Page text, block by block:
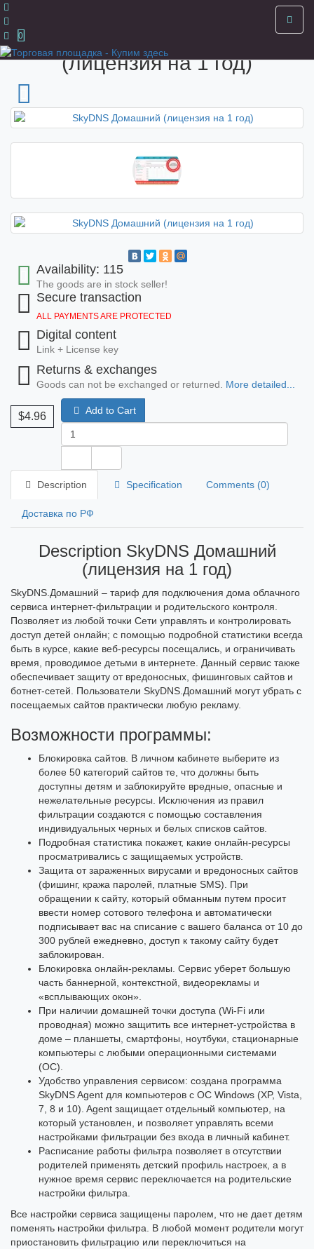
0
(лицензия на 1 год)
Availability: 115
The goods are in stock seller!
Secure transaction
ALL PAYMENTS ARE PROTECTED
Digital content
Link + License key
Returns & exchanges
Goods can not be exchanged or returned. More detailed...
$4.96 Add to Cart
Description Specification Comments (0)
Доставка по РФ
Description SkyDNS Домашний
(лицензия на 1 год)
SkyDNS.Домашний – тариф для подключения дома облачного
сервиса интернет-фильтрации и родительского контроля.
Позволяет из любой точки Сети управлять и контролировать
доступ детей онлайн; с помощью подробной статистики всегда
быть в курсе, какие веб-ресурсы посещались, и ограничивать
время, проводимое детьми в интернете. Данный сервис также
обеспечивает защиту от вредоносных, фишинговых сайтов и
ботнет-сетей. Пользователи SkyDNS.Домашний могут убрать с
посещаемых сайтов практически любую рекламу.
Возможности программы:
Блокировка сайтов. В личном кабинете выберите из
более 50 категорий сайтов те, что должны быть
доступны детям и заблокируйте вредные, опасные и
нежелательные ресурсы. Исключения из правил
фильтрации создаются с помощью составления
индивидуальных черных и белых списков сайтов.
Подробная статистика покажет, какие онлайн-ресурсы
просматривались с защищаемых устройств.
Защита от зараженных вирусами и вредоносных сайтов
(фишинг, кража паролей, платные SMS). При
обращении к сайту, который обманным путем просит
ввести номер сотового телефона и автоматически
подписывает вас на списание с вашего баланса от 10 до
300 рублей ежедневно, доступ к такому сайту будет
заблокирован.
Блокировка онлайн-рекламы. Сервис уберет большую
часть баннерной, контекстной, видеорекламы и
«всплывающих окон».
При наличии домашней точки доступа (Wi-Fi или
проводная) можно защитить все интернет-устройства в
доме – планшеты, смартфоны, ноутбуки, стационарные
компьютеры с любыми операционными системами
(ОС).
Удобство управления сервисом: создана программа
SkyDNS Agent для компьютеров с ОС Windows (XP, Vista,
7, 8 и 10). Agent защищает отдельный компьютер, на
который установлен, и позволяет управлять всеми
настройками фильтрации без входа в личный кабинет.
Расписание работы фильтра позволяет в отсутствии
родителей применять детский профиль настроек, а в
нужное время сервис переключается на родительские
настройки фильтра.
Все настройки сервиса защищены паролем, что не дает детям
поменять настройки фильтра. В любой момент родители могут
приостановить фильтрацию или переключиться на